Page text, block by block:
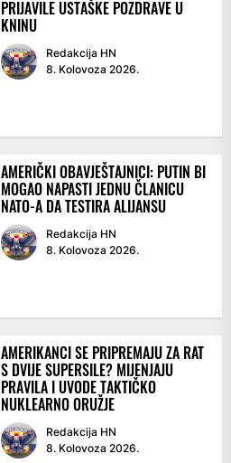
PRIJAVILE USTAŠKE POZDRAVE U
KNINU
Redakcija HN
8. Kolovoza 2026.
AMERIČKI OBAVJEŠTAJNICI: PUTIN BI
MOGAO NAPASTI JEDNU ČLANICU
NATO-A DA TESTIRA ALIJANSU
Redakcija HN
8. Kolovoza 2026.
AMERIKANCI SE PRIPREMAJU ZA RAT
S DVIJE SUPERSILE? MIJENJAJU
PRAVILA I UVODE TAKTIČKO
NUKLEARNO ORUŽJE
Redakcija HN
8. Kolovoza 2026.